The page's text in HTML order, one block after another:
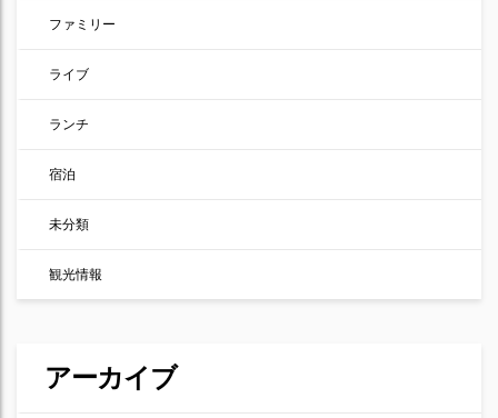
ファミリー
ライブ
ランチ
宿泊
未分類
観光情報
アーカイブ